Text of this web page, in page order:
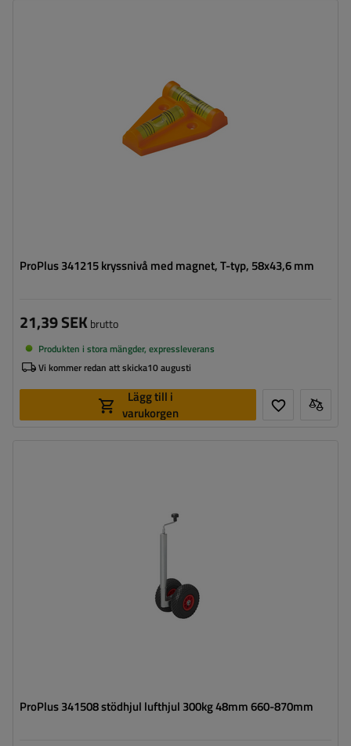
ProPlus 341215 kryssnivå med magnet, T-typ, 58x43,6 mm
21,39 SEKbrutto
Produkten i stora mängder, expressleverans
Vi kommer redan att skicka10 augusti
Lägg till i
varukorgen
ProPlus 341508 stödhjul lufthjul 300kg 48mm 660-870mm
standard